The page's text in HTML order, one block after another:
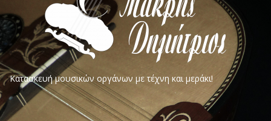
Κατασκευή μουσικών οργάνων με τέχνη και μεράκι!